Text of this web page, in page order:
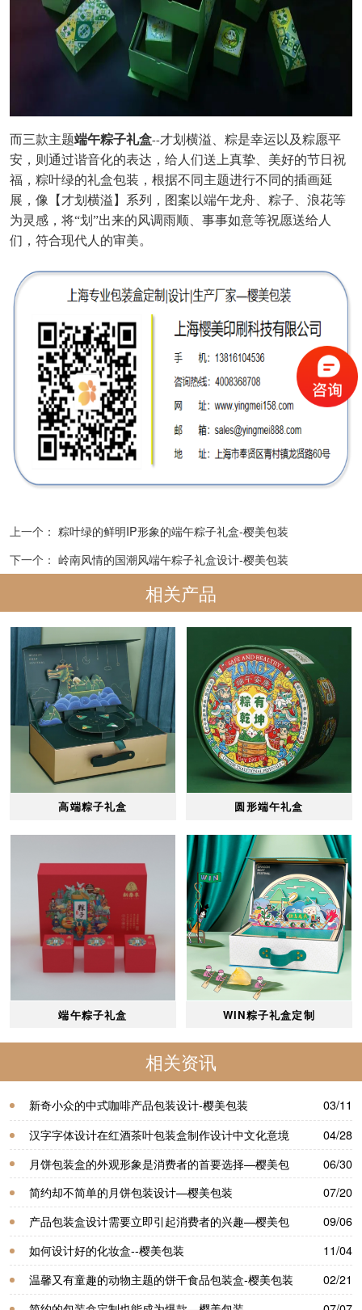
而三款主题端午粽子礼盒--才划横溢、粽是幸运以及粽愿平
安，则通过谐音化的表达，给人们送上真挚、美好的节日祝
福，粽叶绿的礼盒包装，根据不同主题进行不同的插画延
展，像【才划横溢】系列，图案以端午龙舟、粽子、浪花等
为灵感，将“划”出来的风调雨顺、事事如意等祝愿送给人
们 ，符合现代人的审美。
上一个： 粽叶绿的鲜明IP形象的端午粽子礼盒-樱美包装
下一个： 岭南风情的国潮风端午粽子礼盒设计-樱美包装
相关产品
高端粽子礼盒 圆形端午礼盒
端午粽子礼盒 WIN粽子礼盒定制
相关资讯
新奇小众的中式咖啡产品包装设计-樱美包装
03/11
汉字字体设计在红酒茶叶包装盒制作设计中文化意境
的表现—樱美包装
04/28
月饼包装盒的外观形象是消费者的首要选择—樱美包
装
06/30
简约却不简单的月饼包装设计—樱美包装
07/20
产品包装盒设计需要立即引起消费者的兴趣—樱美包
装
09/06
如何设计好的化妆盒--樱美包装
11/04
温馨又有童趣的动物主题的饼干食品包装盒-樱美包装
02/21